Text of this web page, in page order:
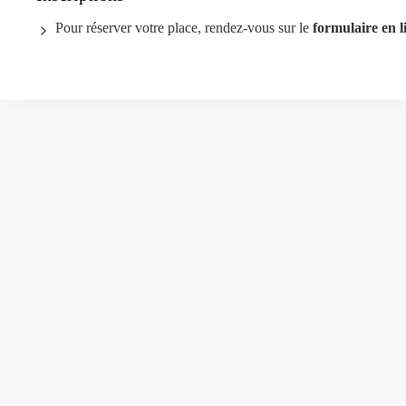
Pour réserver votre place, rendez-vous sur le formulaire en